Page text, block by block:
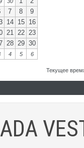
7 8 9
14 15 16
21 22 23
28 29 30
4 5 6
Текущее